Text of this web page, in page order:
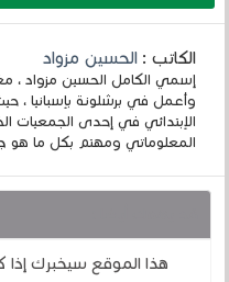
الكاتب :الحسين مزواد
وأعمل في برشلونة بإسبانيا ،
الإبتدائي في إحدى الجمعيات
المعلوماتي ومهتم بكل ما هو
هذا الموقع سيخبرك